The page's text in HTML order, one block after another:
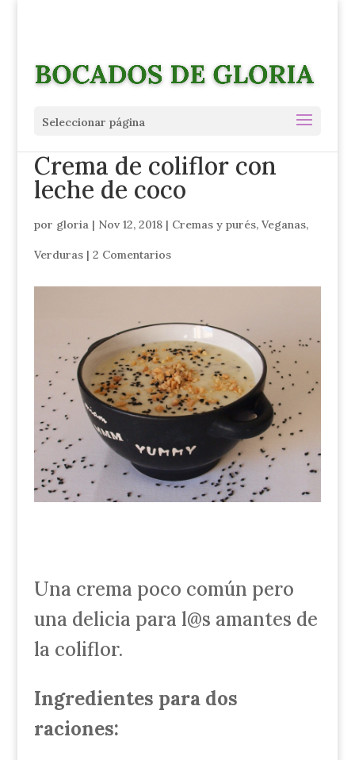
Seleccionar página
Crema de coliflor con
leche de coco
por gloria| Nov 12, 2018| Cremas y purés, Veganas,
Verduras| 2 Comentarios
Una crema poco común pero
una delicia para l@s amantes de
la coliflor.
Ingredientes para dos
raciones: